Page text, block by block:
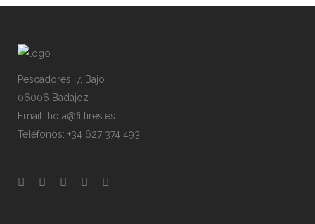
Pescadores, 7, Bajo
06006 Badajoz
Email: hola@filtires.es
Teléfonos: +34 627 374 493